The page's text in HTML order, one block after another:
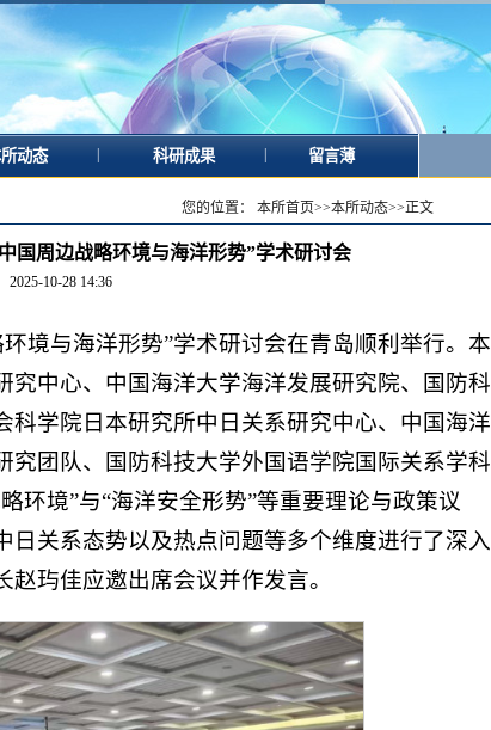
动态 科研成果 留言薄
您的位置： 本所首页>>本所动态>>正文
国周边战略环境与海洋形势”学术研讨会
2025-10-28 14:36
境与海洋形势”学术研讨会在青岛顺利举行。本
究中心、中国海洋大学海洋发展研究院、国防科
科学院日本研究所中日关系研究中心、中国海洋
究团队、国防科技大学外国语学院国际关系学科
环境”与“海洋安全形势”等重要理论与政策议
日关系态势以及热点问题等多个维度进行了深入
玙佳应邀出席会议并作发言。